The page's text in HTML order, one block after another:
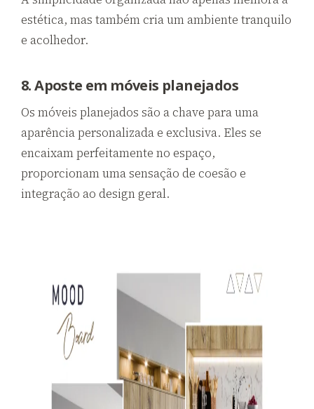
estética, mas também cria um ambiente tranquilo
e acolhedor.
8. Aposte em móveis planejados
Os móveis planejados são a chave para uma
aparência personalizada e exclusiva. Eles se
encaixam perfeitamente no espaço,
proporcionam uma sensação de coesão e
integração ao design geral.